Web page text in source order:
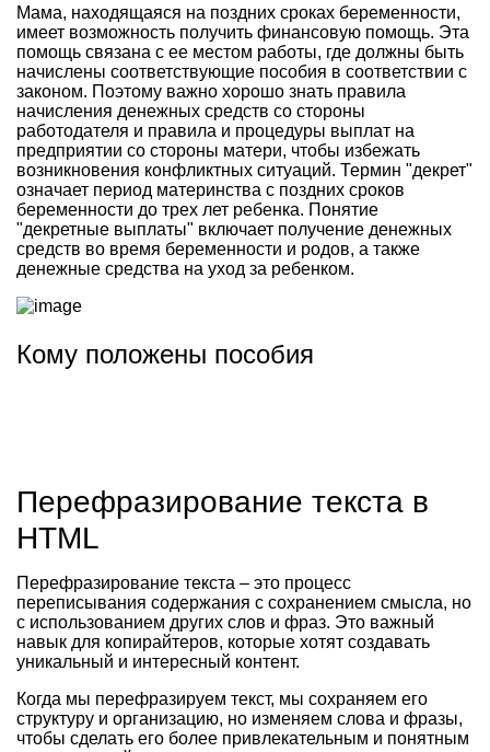
Мама, находящаяся на поздних сроках беременности,
имеет возможность получить финансовую помощь. Эта
помощь связана с ее местом работы, где должны быть
начислены соответствующие пособия в соответствии с
законом. Поэтому важно хорошо знать правила
начисления денежных средств со стороны
работодателя и правила и процедуры выплат на
предприятии со стороны матери, чтобы избежать
возникновения конфликтных ситуаций. Термин "декрет"
означает период материнства с поздних сроков
беременности до трех лет ребенка. Понятие
"декретные выплаты" включает получение денежных
средств во время беременности и родов, а также
денежные средства на уход за ребенком.
Кому положены пособия
Перефразирование текста в
HTML
Перефразирование текста – это процесс
переписывания содержания с сохранением смысла, но
с использованием других слов и фраз. Это важный
навык для копирайтеров, которые хотят создавать
уникальный и интересный контент.
Когда мы перефразируем текст, мы сохраняем его
структуру и организацию, но изменяем слова и фразы,
чтобы сделать его более привлекательным и понятным